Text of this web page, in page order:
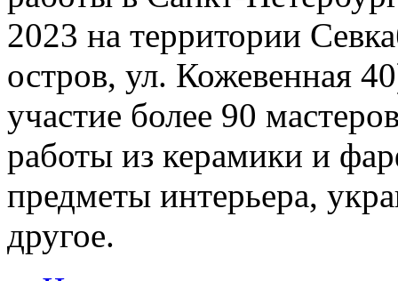
2023 на территории
остров, ул. Кожевенная
участие более 90
работы из керамики и
предметы интерьера,
другое.